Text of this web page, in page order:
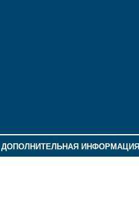
ДОПОЛНИТЕЛЬНАЯ ИНФОРМАЦИЯ